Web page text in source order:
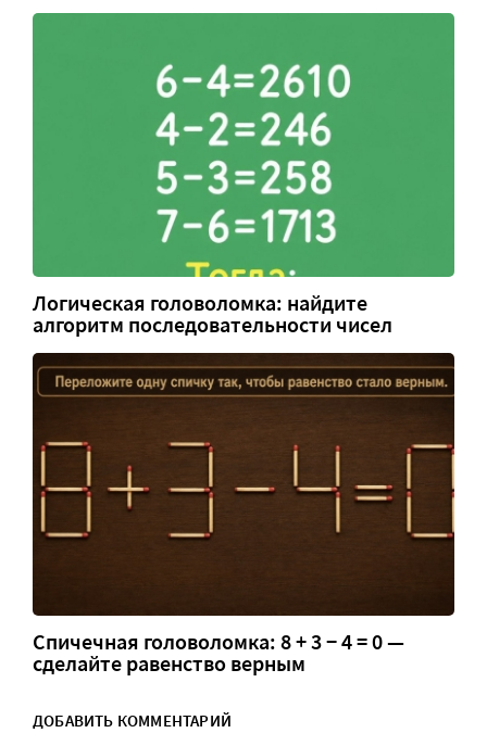
Логическая головоломка: найдите
алгоритм последовательности чисел
Спичечная головоломка: 8 + 3 − 4 = 0 —
сделайте равенство верным
ДОБАВИТЬ КОММЕНТАРИЙ